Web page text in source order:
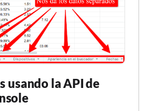
usando la API de